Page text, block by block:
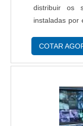
distribuir os
instaladas por
COTAR